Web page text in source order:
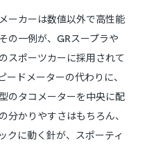
ーカーは数値以外で高性能
の一例が、GRスープラや
スポーツカーに採用されて
ドメーターの代わりに、
のタコメーターを中央に配
かりやすさはもちろん、
クに動く針が、スポーティ